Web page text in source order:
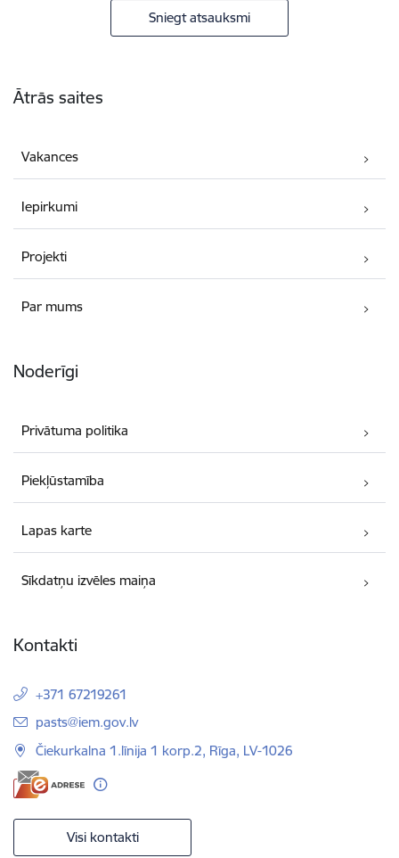
Sniegt atsauksmi
Ātrās saites
Vakances
Iepirkumi
Projekti
Par mums
Noderīgi
Privātuma politika
Piekļūstamība
Lapas karte
Sīkdatņu izvēles maiņa
Kontakti
+371 67219261
E-pasts:
pasts@iem.gov.lv
Čiekurkalna 1.līnija 1 korp.2, Rīga, LV-1026
Visi kontakti